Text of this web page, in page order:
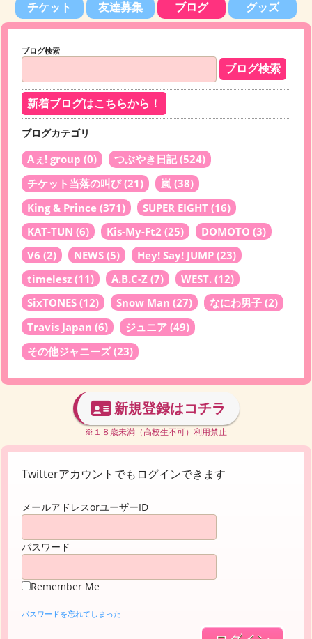
チケット 友達募集 ブログ グッズ
ブログ検索
新着ブログはこちらから！
ブログカテゴリ
Aぇ! group (0) つぶやき日記(524)
チケット当落の叫び(21) 嵐 (38)
King & Prince (371) SUPER EIGHT (16)
KAT-TUN (6) Kis-My-Ft2 (25) DOMOTO (3)
V6 (2) NEWS (5) Hey! Say! JUMP (23)
timelesz (11) A.B.C-Z (7) WEST. (12)
SixTONES (12) Snow Man (27) なにわ男子 (2)
Travis Japan (6) ジュニア (49)
その他ジャニーズ(23)
新規登録はコチラ
※１８歳未満（高校生不可）利用禁止
Twitterアカウントでもログインできます
メールアドレスorユーザーID
パスワード
Remember Me
パスワードを忘れてしまった